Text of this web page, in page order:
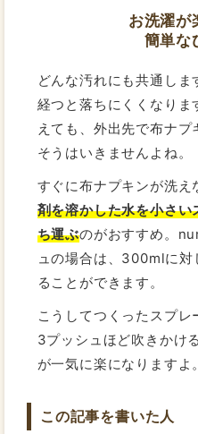
お洗濯が
簡単な
どんな汚れにも共通し
経つと落ちにくくなり
えても、外出先で布ナ
そうはいきませんよね。
すぐに布ナプキンが洗え
剤を溶かした水を小さ
ち運ぶのがおすすめ。
ュの場合は、300mlに対
ることができます。
こうしてつくったスプ
3プッシュほど吹きかけ
が一気に楽になりますよ。
この記事を書いた人